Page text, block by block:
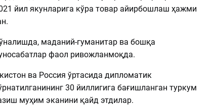
йил якунларига кўра товар айирбошлаш ҳажми
маданий-гуманитар ва бошқа
фаол ривожланмоқда.
ва Россия ўртасида дипломатик
30 йиллигига бағишланган туркум
муҳим эканини қайд этдилар.